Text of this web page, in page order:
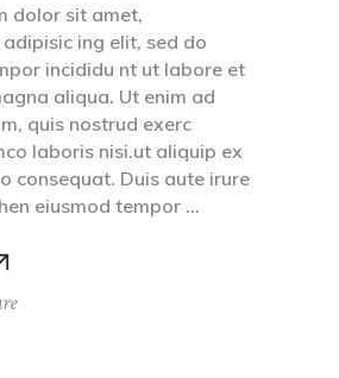
dolor sit amet,
ing elit, sed do
incididu nt ut labore et
aliqua. Ut enim ad
quis nostrud exerc
laboris nisi.ut aliquip ex
consequat. Duis aute irure
eiusmod tempor